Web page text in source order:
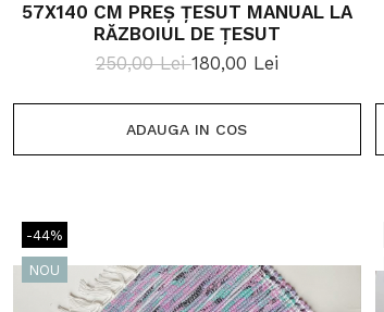
57X140 CM PREȘ ȚESUT MANUAL LA
RĂZBOIUL DE ȚESUT
250,00 Lei180,00 Lei
ADAUGA IN COS
-44%
NOU